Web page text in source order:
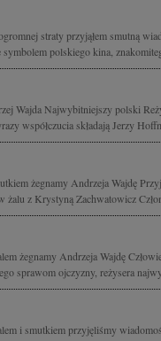
straty przyjąłem smutną
symbolem polskiego kina,
Wajda Najwybitniejszy polski
współczucia składają Jerzy
żegnamy Andrzeja Wajdę
żalu z Krystyną Zachwatowicz
żegnamy Andrzeja Wajdę
sprawom ojczyzny, reżysera
i smutkiem przyjęliśmy